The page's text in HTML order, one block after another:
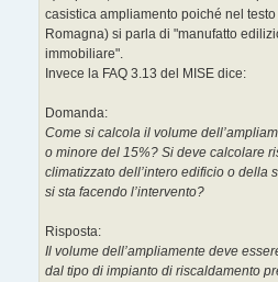
casistica ampliamento poiché nel
Romagna) si parla di "manufatto
immobiliare".
Invece la FAQ 3.13 del MISE dice:
Domanda:
Come si calcola il volume
o minore del 15%? Si deve calcolare
climatizzato dell’intero edificio o della
si sta facendo l’intervento?
Risposta:
Il volume dell’ampliamente deve
dal tipo di impianto di riscaldamento